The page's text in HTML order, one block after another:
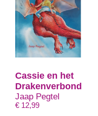
Cassie en het
Drakenverbond
Jaap Pegtel
€ 12,99